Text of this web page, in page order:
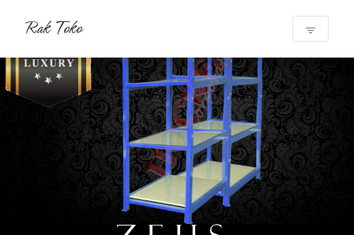
Rak Toko